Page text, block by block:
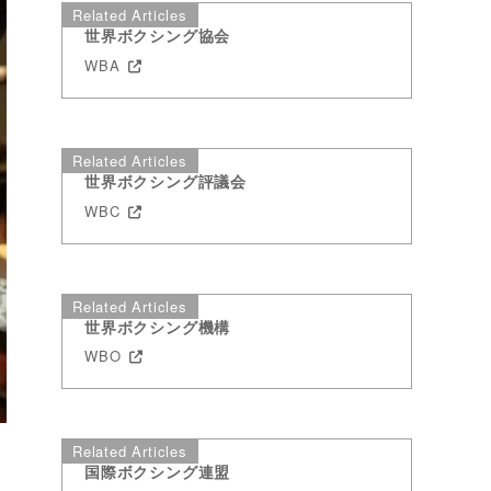
Related Articles
世界ボクシング協会
WBA
Related Articles
世界ボクシング評議会
WBC
Related Articles
世界ボクシング機構
WBO
Related Articles
国際ボクシング連盟